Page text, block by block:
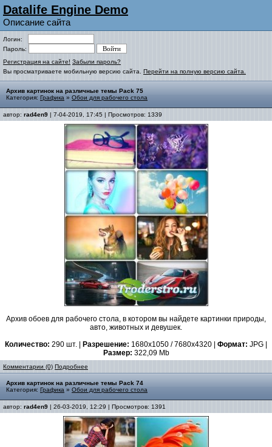
Datalife Engine Demo
Описание сайта
Логин:
Пароль:
Регистрация на сайте! Забыли пароль?
Вы просматриваете мобильную версию сайта. Перейти на полную версию сайта.
Архив картинок на различные темы Pack 75
Категория: Графика » Обои для рабочего стола
автор: rad4en9 | 7-04-2019, 17:45 | Просмотров: 1339
Архив обоев для рабочего стола, в котором вы найдете картинки природы,
авто, животных и девушек.
Количество: 290 шт. | Разрешение: 1680x1050 / 7680x4320 | Формат: JPG |
Размер: 322,09 Mb
Комментарии (0) Подробнее
Архив картинок на различные темы Pack 74
Категория: Графика » Обои для рабочего стола
автор: rad4en9 | 26-03-2019, 12:29 | Просмотров: 1391